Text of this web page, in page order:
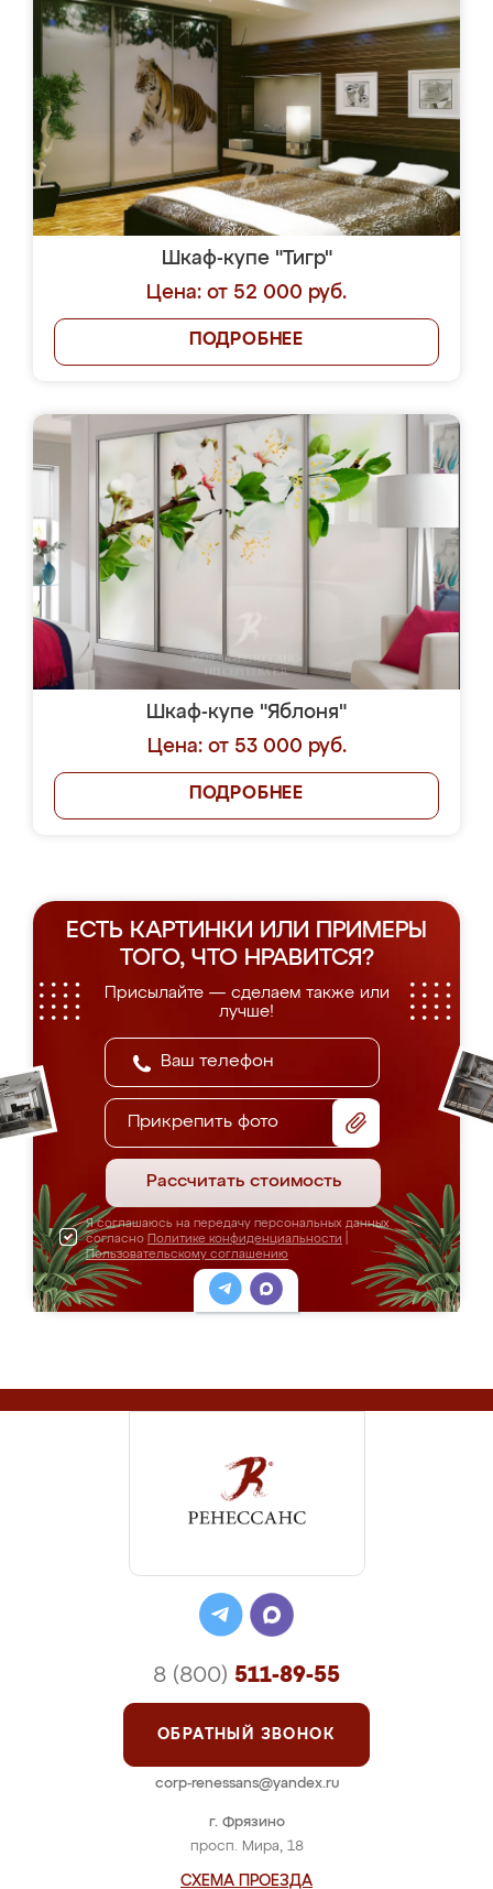
Шкаф-купе "Тигр"
Цена: от 52 000 руб.
ПОДРОБНЕЕ
Шкаф-купе "Яблоня"
Цена: от 53 000 руб.
ПОДРОБНЕЕ
ЕСТЬ КАРТИНКИ ИЛИ ПРИМЕРЫ
ТОГО, ЧТО НРАВИТСЯ?
Присылайте — сделаем также или
лучше!
Прикрепить фото
Рассчитать стоимость
Я соглашаюсь на передачу персональных данных
согласно Политике конфиденциальности
Пользовательскому соглашению
г. Фрязино
просп. Мира, 18
СХЕМА ПРОЕЗДА
8 (800) 511-89-55
ОБРАТНЫЙ ЗВОНОК
corp-renessans@yandex.ru